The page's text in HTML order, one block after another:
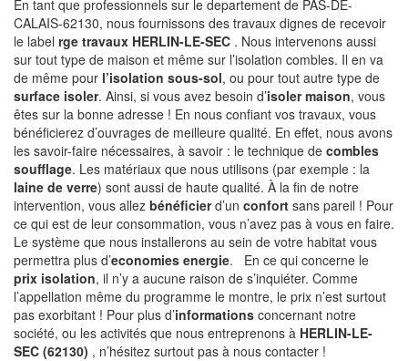
En tant que professionnels sur le departement de PAS-DE-
CALAIS-62130, nous fournissons des travaux dignes de recevoir
le label rge travaux HERLIN-LE-SEC . Nous intervenons aussi
sur tout type de maison et même sur l’isolation combles. Il en va
de même pour l’isolation sous-sol, ou pour tout autre type de
surface isoler. Ainsi, si vous avez besoin d’isoler maison, vous
êtes sur la bonne adresse ! En nous confiant vos travaux, vous
bénéficierez d’ouvrages de meilleure qualité. En effet, nous avons
les savoir-faire nécessaires, à savoir : le technique de combles
soufflage. Les matériaux que nous utilisons (par exemple : la
laine de verre) sont aussi de haute qualité. À la fin de notre
intervention, vous allez bénéficierd’un confort sans pareil ! Pour
ce qui est de leur consommation, vous n’avez pas à vous en faire.
Le système que nous installerons au sein de votre habitat vous
permettra plus d’economies energie. En ce qui concerne le
prix isolation, il n’y a aucune raison de s’inquiéter. Comme
l’appellation même du programme le montre, le prix n’est surtout
pas exorbitant ! Pour plus d’informations concernant notre
société, ou les activités que nous entreprenons à HERLIN-LE-
SEC (62130) , n’hésitez surtout pas à nous contacter !